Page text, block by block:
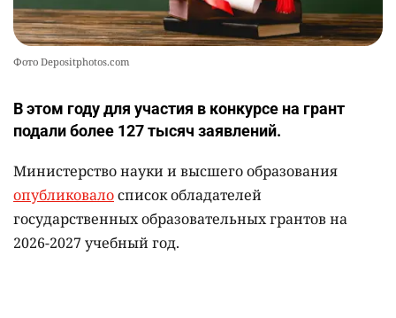
Фото Depositphotos.com
В этом году для участия в конкурсе на грант
подали более 127 тысяч заявлений.
Министерство науки и высшего образования
опубликовалосписок обладателей
государственных образовательных грантов на
2026-2027 учебный год.